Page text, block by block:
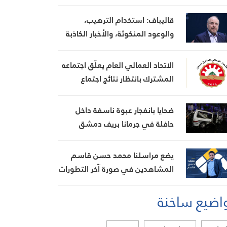
قاليباف: استخدام الترهيب،
والوعود المنكوثة، والأخبار الكاذبة
الاتحاد العمالي العام يعلّق اجتماعه
المشترك بانتظار نتائج اجتماع
ضحايا بانفجار عبوة ناسفة داخل
حافلة في جرمانا بريف دمشق
يضع مراسلنا محمد حسن قاسم
المشاهدين في صورة آخر التطورات
المستجدات على الساحتين
السياسية والميدانية، إلى جانب
المواقف الرسمية وأبرز التطورات
ساخنة